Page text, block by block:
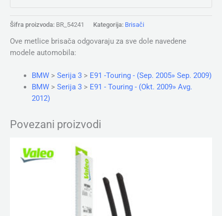
Šifra proizvoda: BR_54241 Kategorija: Brisači
Ove metlice brisača odgovaraju za sve dole navedene
modele automobila:
BMW> Serija 3> E91 -Touring - (Sep. 2005» Sep. 2009)
BMW> Serija 3> E91 - Touring - (Okt. 2009» Avg.
2012)
Povezani proizvodi